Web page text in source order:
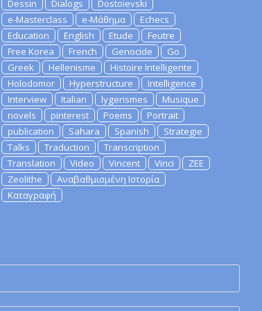
Dessin
Dialogs
Dostoievski
e-Masterclass
e-Μάθημα
Echecs
Education
English Etude
Feutre
Free Korea
French Genocide
Go
Greek
Hellenisme
Histoire Intelligente
Holodomor
Hyperstructure
Intelligence
Interview
Italian lygerismes
Musique
novels
pinterest Poems
Portrait
publication
Sahara Spanish
Strategie
Talks
Traduction
Transcription
Translation
Video Vincent Vinci
ZEE
Zeolithe
Αναβαθμισμένη Ιστορία
Καταγραφή